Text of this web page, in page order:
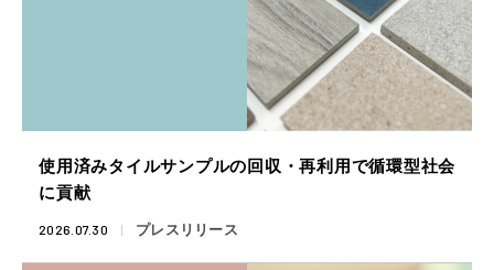
使用済みタイルサンプルの回収・再利用で循環型社会
に貢献
2026.07.30 プレスリリース